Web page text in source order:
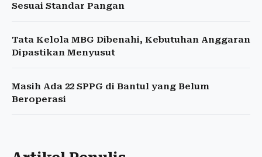
Sesuai Standar Pangan
Tata Kelola MBG Dibenahi, Kebutuhan Anggaran
Dipastikan Menyusut
Masih Ada 22 SPPG di Bantul yang Belum
Beroperasi